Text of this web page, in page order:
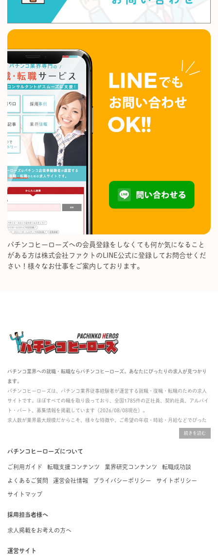
パチンコヒーローズへの会員登録をしなくても何か気になること
がある方は株式会社ファクトのLINE公式に登録してお問合せくだ
さい！様々なお仕事をご案内しております。
パチンコ業界への就職・転職ならパチンコヒーローズ。あなたにぴったりの求人が見つかり
ます。
パチンコヒーローズは、パチンコ業界従事経験者が運営する就職・復職・転職のための求人
サイトです。ほぼすべての職を取り扱っており、全国1785件の正社員、契約社員、アルバイ
ト・パート、募集情報を掲載しています（2026/08/08現在）。
求人数が業界最大規模だからこそ、様々な特徴や、ご希望の年収・時給・月給などでぴった
掲載している求人は、すべて契約法人様から寄せられた正規の求人情報です。応募いただい
た内容はすぐに直接事業所に届くためスムーズに転職・復職できます。
パチンコヒーローズについて
ご利用ガイド 転職支援コンテンツ 業界研究コンテンツ 転職成功談
よくあるご質問 運営会社情報 プライバシーポリシー サイトポリシー
サイトマップ
採用担当者様へ
求人掲載をお考えの方へ
運営サイト